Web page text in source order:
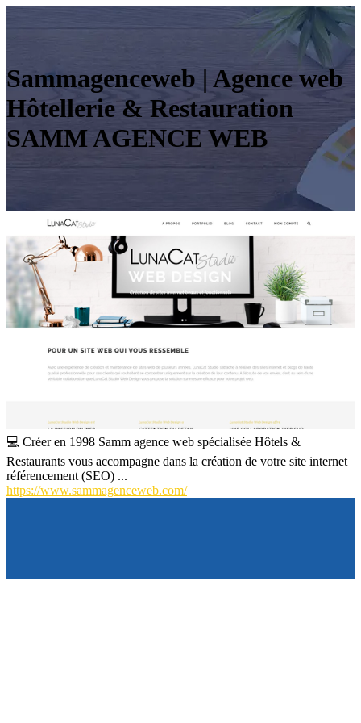
Sam­magen­ce­web | Agence web
Hôtellerie & Restaura­tion
SAMM AGENCE WEB
💻 Créer en 1998 Samm agence web spécialisée Hôtels &
Restaurants vous accompagne dans la création de votre site internet
référencement (SEO) ...
https://www.sammagenceweb.com/